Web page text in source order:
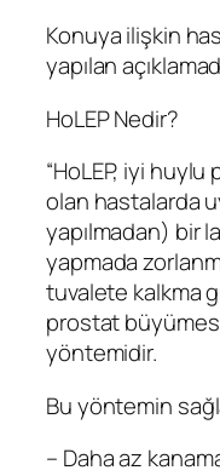
Konuya ilişkin
yapılan
HoLEP Nedir?
“HoLEP, iyi
olan hastalarda
yapılmadan) bir
yapmada
tuvalete kalkma
prostat
yöntemidir.
Bu yöntemin
– Daha az